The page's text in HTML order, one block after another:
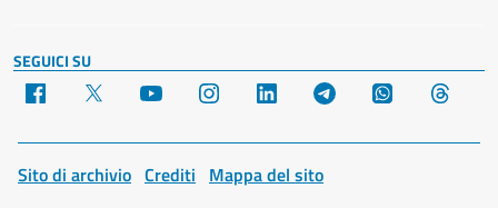
SEGUICI SU
Facebook YouTube Instagram LinkedIn Telegram WhatsApp
Sito di archivio Crediti Mappa del sito